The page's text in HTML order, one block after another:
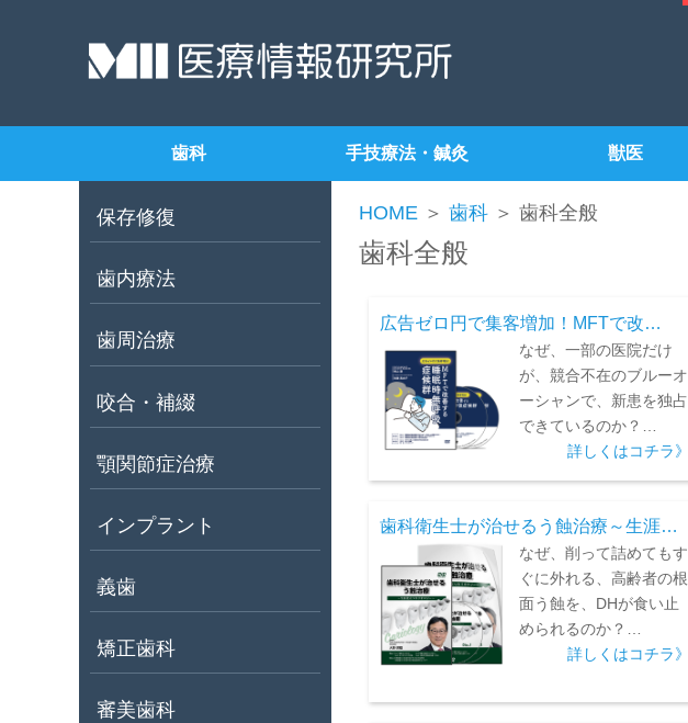
歯科 手技療法・鍼灸 獣医
保存修復
歯内療法
歯周治療
咬合・補綴
顎関節症治療
インプラント
義歯
矯正歯科
審美歯科
HOME ＞ 歯科 ＞ 歯科全般
歯科全般
広告ゼロ円で集客増加！MFTで改…
なぜ、一部の医院だけ
が、競合不在のブルーオ
ーシャンで、新患を独占
できているのか？…
詳しくはコチラ》
歯科衛生士が治せるう蝕治療～生涯…
なぜ、削って詰めてもす
ぐに外れる、高齢者の根
面う蝕を、DHが食い止
められるのか？…
詳しくはコチラ》